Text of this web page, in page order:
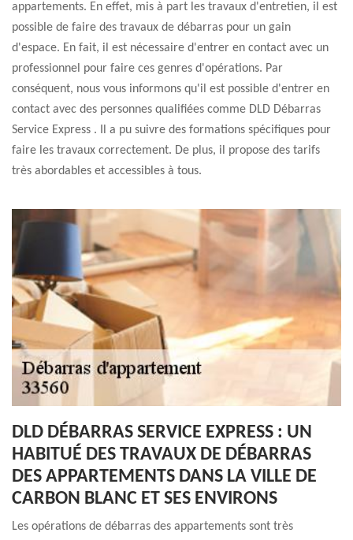
appartements. En effet, mis à part les travaux d'entretien, il est
possible de faire des travaux de débarras pour un gain
d'espace. En fait, il est nécessaire d'entrer en contact avec un
professionnel pour faire ces genres d'opérations. Par
conséquent, nous vous informons qu'il est possible d'entrer en
contact avec des personnes qualifiées comme DLD Débarras
Service Express . Il a pu suivre des formations spécifiques pour
faire les travaux correctement. De plus, il propose des tarifs
très abordables et accessibles à tous.
DLD DÉBARRAS SERVICE EXPRESS : UN
HABITUÉ DES TRAVAUX DE DÉBARRAS
DES APPARTEMENTS DANS LA VILLE DE
CARBON BLANC ET SES ENVIRONS
Les opérations de débarras des appartements sont très